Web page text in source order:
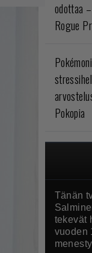
odottaa
Rogue
Pokopia
Tänän
tekevät
vuoden